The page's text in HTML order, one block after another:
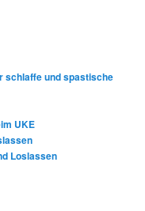
schlaffe und spastische
UKE
Loslassen